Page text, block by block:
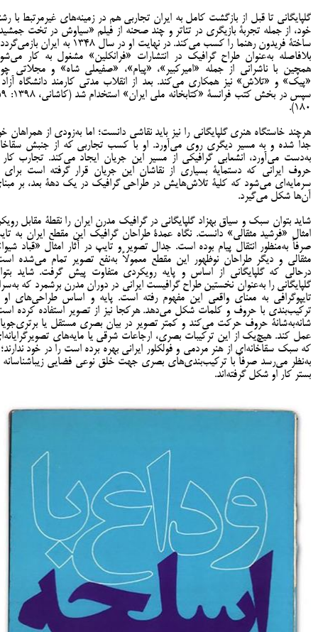
گلپایگانی تا قبل از بازگشت کامل به ایران تجاربی هم در زمینه‌های غیرمرتبط با
خود، از جمله تجربۀ بازیگری در تئاتر و چند صحنه از فیلم «سیاوش در تخت
ساختۀ فریدون رهنما را کسب می‌کند. در نهایت او در سال 1348 به ایران
بلافاصله به‌عنوان طراح گرافیک در انتشارات «فرانکلین» مشغول به کار
همچین با ناشرانی از جمله «امیرکبیر»، «پیام»، «صفیعلی شاه» و مجلاتی
«پیک» و «تلاش» نیز همکاری می‌کند. بعد از انقلاب مدتی کارمند دانشگاه
180).
هرچند خاستگاه هنری گلپایگانی را نیز باید نقاشی دانست؛ اما به‌زودی از همراهان
جدا شده و به مسیر دیگری روی می‌آورد. او با کسب تجاربی که از جنبش
به‌دست می‌آورد، انشعابی گرافیکی از مسیر این جریان ایجاد می‌کند. تجارب کار
حروف ایرانی که دستمایۀ بسیاری از نقاشان این جریان قرار گرفته است برای
سرمایه‌ای می‌شود که کلیۀ تلاش‌هایش در طراحی گرافیک در یک دهۀ بعد، بر
آن‌ها شکل می‌گیرد.
شاید بتوان سبک ‌و سیاق بهزاد گلپایگانی در گرافیک مدرن ایران را نقطۀ مقابل
امثال «فرشید مثقالی» دانست. نگاه عمدۀ طراحان گرافیک این مقطع ایران به
صرفاً به‌منظور انتقال پیام بوده است. جدال تصویر و تایپ در آثار امثال «قباد
مثقالی و دیگر طراحان نوظهور این مقطع معمولاً به‌نفع تصویر تمام می‌شده
درحالی که گلپایگانی از اساس و پایه رویکردی متفاوت پیش گرفت. شاید
گلپایگانی را به‌عنوان نخستین طراح گرافیست ایرانی در دوران مدرن برشمرد که
تایپوگرافی به معنای واقعی این مفهوم رفته است. پایه و اساس طراحی‌های او
ترکیب‌بندی با حروف و کلمات شکل می‌دهد. هرکجا نیز از تصویر استفاده کرده
شانه‌به‌شانۀ حروف حرکت می‌کند و کمتر تصویر در بیان بصری مستقل یا
عمل کند. هیچ‌یک از این ترکیبات بصری، ارجاعات شرقی یا مایه‌های
که سبک سقاخانه‌ای از هنر مردمی و فولکلور ایرانی بهره برده است را در خود
به‌نظر می‌رسد صرفاً با ترکیب‌بندی‌های بصری جهت خلق نوعی فضایی‌ زیباشناسانه
بستر کار او شکل گرفته‌اند.